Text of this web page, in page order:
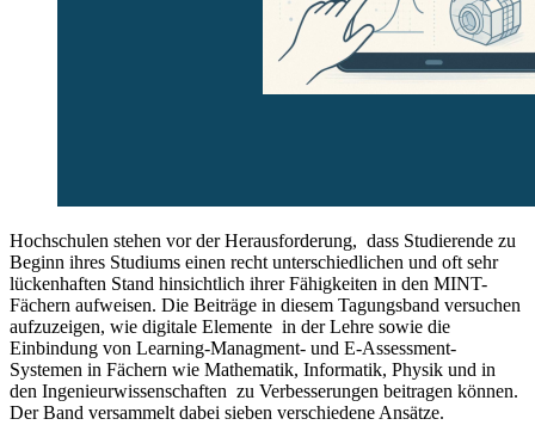
Hochschulen stehen vor der Herausforderung, dass Studierende zu
Beginn ihres Studiums einen recht unterschiedlichen und oft sehr
lückenhaften Stand hinsichtlich ihrer Fähigkeiten in den MINT-
Fächern aufweisen. Die Beiträge in diesem Tagungsband versuchen
aufzuzeigen, wie digitale Elemente in der Lehre sowie die
Einbindung von Learning-Managment- und E-Assessment-
Systemen in Fächern wie Mathematik, Informatik, Physik und in
den Ingenieurwissenschaften zu Verbesserungen beitragen können.
Der Band versammelt dabei sieben verschiedene Ansätze.